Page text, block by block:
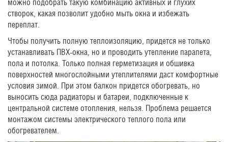
можно подобрать такую комбинацию активных и глухих
створок, какая позволит удобно мыть окна и избежать
переплат.
Чтобы получить полную теплоизоляцию, придется не только
устанавливать ПВХ-окна, но и проводить утепление парапета,
пола и потолка. Только полная герметизация и обшивка
поверхностей многослойными утеплителями даст комфортные
условия зимой. При этом балкон придется обогревать, но
выносить сюда радиаторы и батареи, подключенные к
центральной системе отопления, нельзя. Проблема решается
монтажом системы электрического теплого пола или
обогревателем.